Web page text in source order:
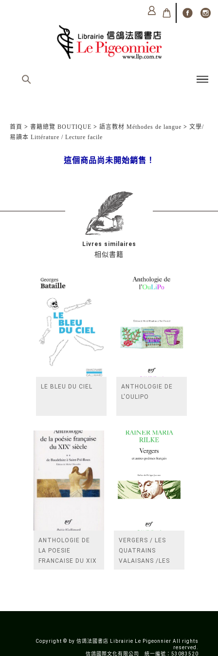
首頁 > 書籍總覽 BOUTIQUE > 語言教材 Méthodes de langue > 文學/
易讀本 Littérature / Lecture facile
這個商品尚未開始銷售！
相似書籍
Livres similaires
LE BLEU DU CIEL
ANTHOLOGIE DE
L'OULIPO
ANTHOLOGIE DE
LA POESIE
FRANCAISE DU XIX
VERGERS / LES
QUATRAINS
VALAISANS /LES
Copyright © by 信鴿法國書店 Librairie Le Pigeonnier All rights
reserved.
信鴿國際文化有限公司 統一編號：53083520